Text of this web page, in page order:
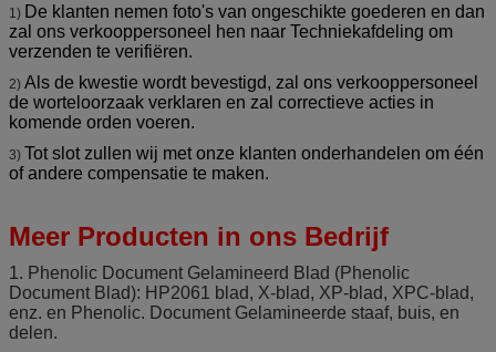
1) De klanten nemen foto's van ongeschikte goederen en dan
zal ons verkooppersoneel hen naar Techniekafdeling om
verzenden te verifiëren.
2) Als de kwestie wordt bevestigd, zal ons verkooppersoneel
de worteloorzaak verklaren en zal correctieve acties in
komende orden voeren.
3) Tot slot zullen wij met onze klanten onderhandelen om één
of andere compensatie te maken.
Meer Producten in ons Bedrijf
1. Phenolic Document Gelamineerd Blad (Phenolic
Document Blad): HP2061 blad, X-blad, XP-blad, XPC-blad,
enz. en Phenolic. Document Gelamineerde staaf, buis, en
delen.